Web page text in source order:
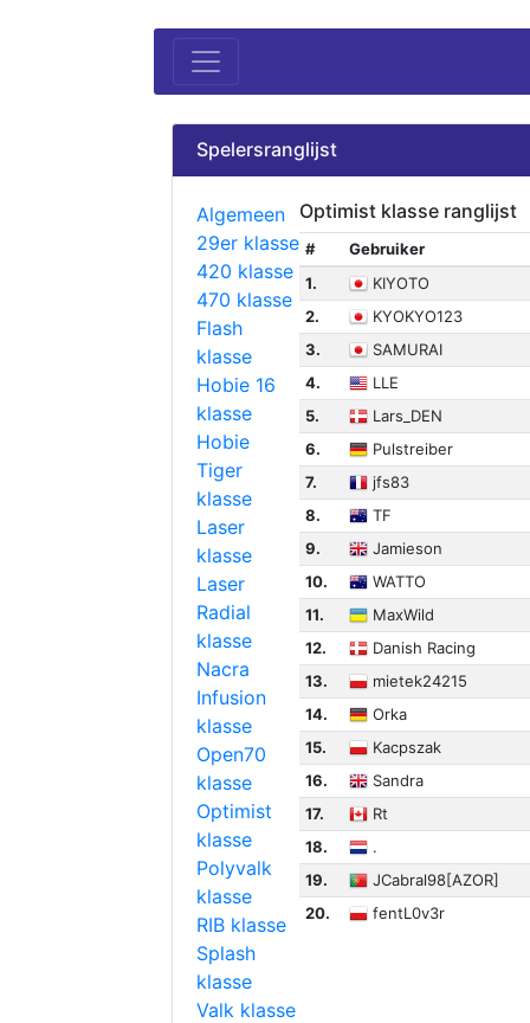
Spelersranglijst
Algemeen
29er klasse
420 klasse
470 klasse
Flash
klasse
Hobie 16
klasse
Hobie
Tiger
klasse
Laser
klasse
Laser
Radial
klasse
Nacra
Infusion
klasse
Open70
klasse
Optimist
klasse
Polyvalk
klasse
RIB klasse
Splash
klasse
Valk klasse
Optimist klasse ranglijst
#
Gebruiker
1.
KIYOTO
2.
KYOKYO123
3.
SAMURAI
4.
LLE
5.
Lars_DEN
6.
Pulstreiber
7.
jfs83
8.
TF
9.
Jamieson
10.
WATTO
11.
MaxWild
12.
Danish Racing
13.
mietek24215
14.
Orka
15.
Kacpszak
16.
Sandra
17.
Rt
18.
.
19.
JCabral98[AZOR]
20.
fentL0v3r